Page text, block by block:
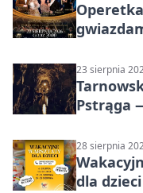
23 sierpnia
Pstrąga
28 sierpnia
dla